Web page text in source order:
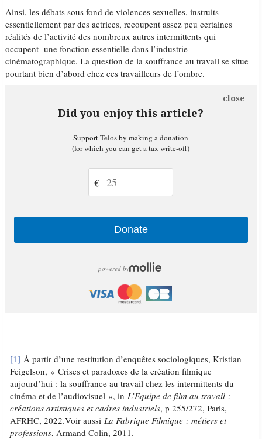
Ainsi, les débats sous fond de violences sexuelles, instruits
essentiellement par des actrices, recoupent assez peu certaines
réalités de l’activité des nombreux autres intermittents qui
occupent une fonction essentielle dans l’industrie
cinématographique. La question de la souffrance au travail se situe
pourtant bien d’abord chez ces travailleurs de l’ombre.
Did you enjoy this article?
close
Support Telos by making a donation
(for which you can get a tax write-off)
€
Donate
powered by
[1] À partir d’une restitution d’enquêtes sociologiques, Kristian
Feigelson, « Crises et paradoxes de la création filmique
aujourd’hui : la souffrance au travail chez les intermittents du
cinéma et de l’audiovisuel », in L’Equipe de film au travail :
créations artistiques et cadres industriels, p 255/272, Paris,
AFRHC, 2022.Voir aussi La Fabrique Filmique : métiers et
professions, Armand Colin, 2011.